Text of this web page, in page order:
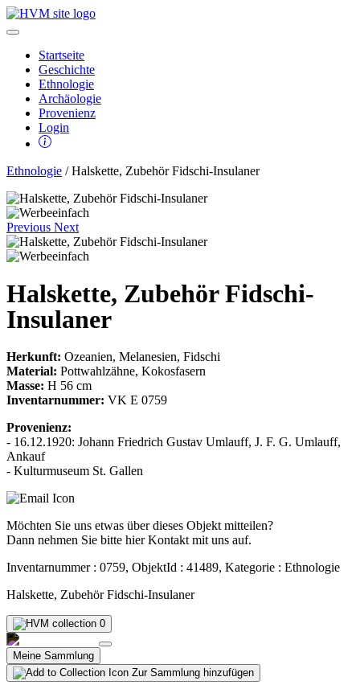
Startseite
Geschichte
Ethnologie
Archäologie
Provenienz
Login
Ethnologie / Halskette, Zubehör Fidschi-Insulaner
Previous Next
Halskette, Zubehör Fidschi-
Insulaner
Herkunft: Ozeanien, Melanesien, Fidschi
Material: Pottwahlzähne, Kokosfasern
Masse: H 56 cm
Inventarnummer: VK E 0759
Provenienz:
- 16.12.1920: Johann Friedrich Gustav Umlauff, J. F. G. Umlauff,
Ankauf
- Kulturmuseum St. Gallen
Möchten Sie uns etwas über dieses Objekt mitteilen?
Dann nehmen Sie bitte hier Kontakt mit uns auf.
Inventarnummer : 0759, ObjektId : 41489, Kategorie : Ethnologie
Halskette, Zubehör Fidschi-Insulaner
0
Meine Sammlung
Zur Sammlung hinzufügen